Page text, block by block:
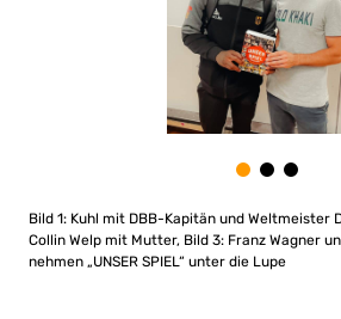
Bild 1: Kuhl mit DBB-Kapitän und Weltmeister
Collin Welp mit Mutter, Bild 3: Franz Wagner
nehmen „UNSER SPIEL“ unter die Lupe